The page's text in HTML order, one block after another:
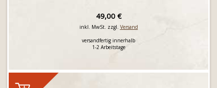
49,00 €
inkl. MwSt. zzgl. Versand
versandfertig innerhalb
1-2 Arbeitstage